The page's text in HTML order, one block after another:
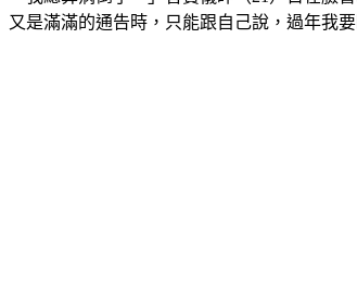
又是滿滿的通告時，只能跟自己說，過年我